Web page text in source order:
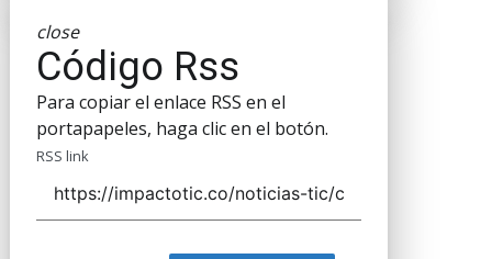
close
Código Rss
Para copiar el enlace RSS en el
portapapeles, haga clic en el botón.
RSS link